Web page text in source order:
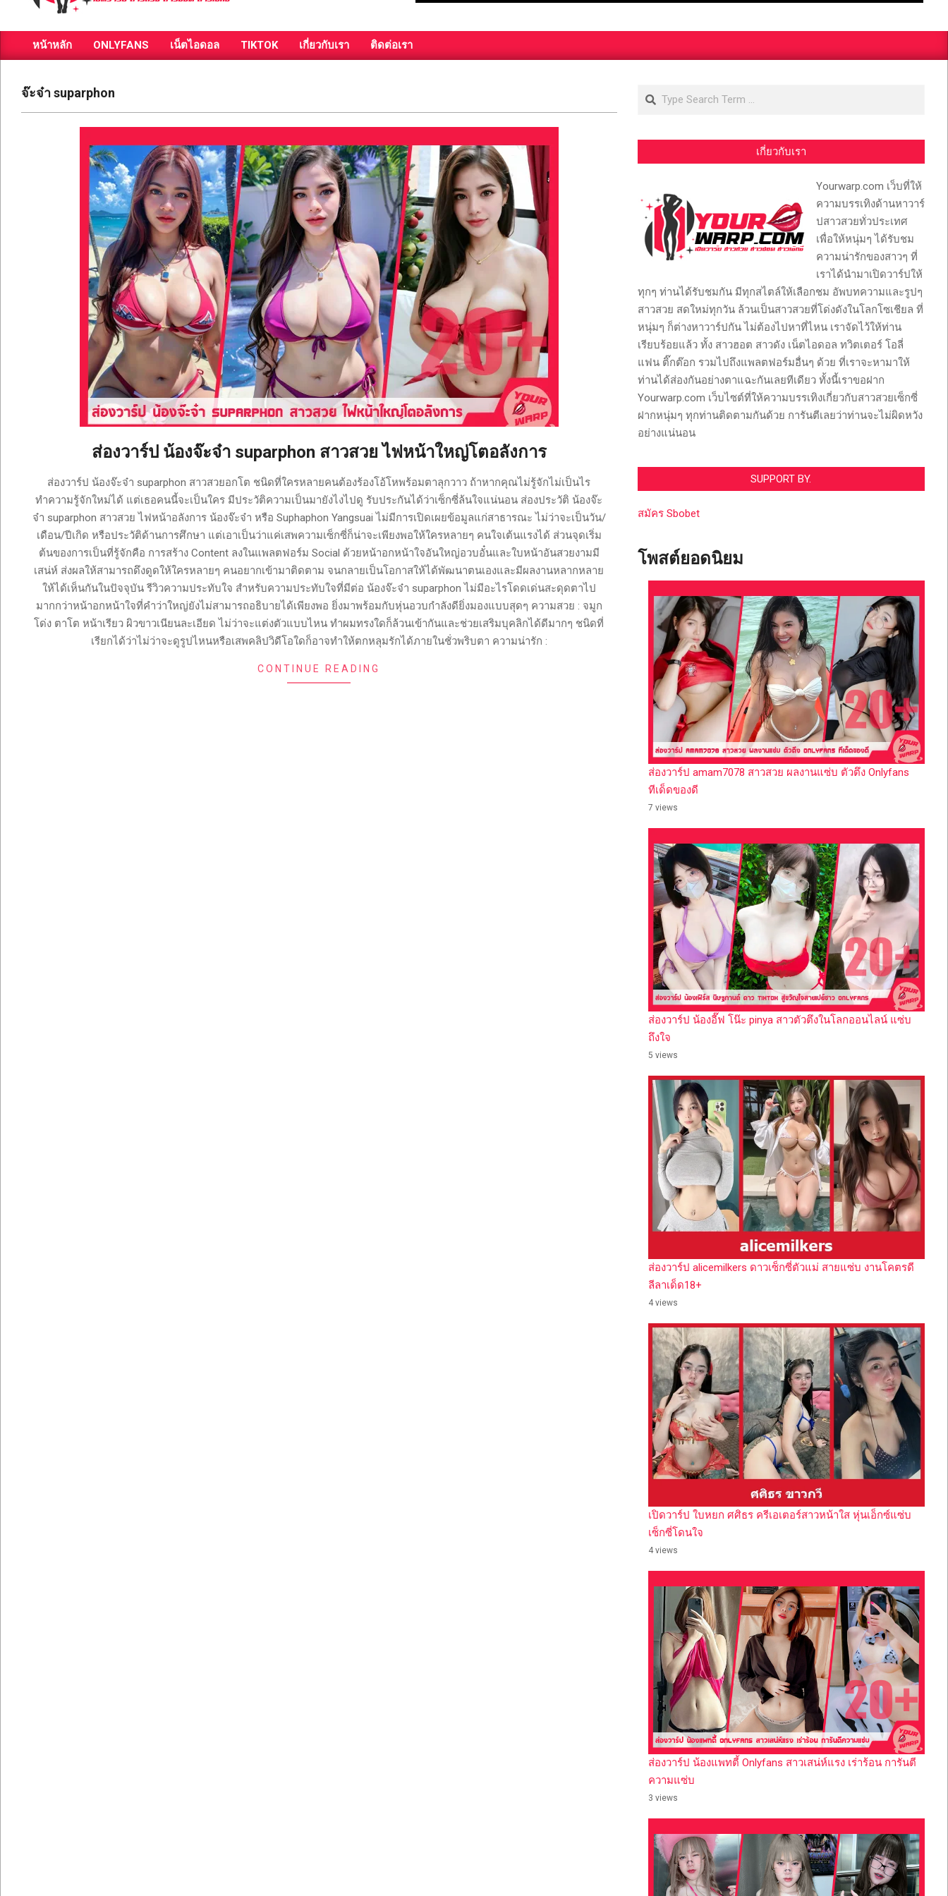
ส่อง
วาร์
ป
สาว
กระแส
ONLYFANS
TIKTOK
Primary
Menu
หน้าหลัก ONLYFANS เน็ตไอดอล TIKTOK เกี่ยวกับเรา ติดต่อเรา
จ๊ะจ๋า suparphon
ส่องวาร์ป น้องจ๊ะจ๋า suparphon สาวสวย ไฟหน้าใหญ่โตอลังการ
17
ส่องวาร์ป น้องจ๊ะจ๋า suparphon สาวสวยอกโต ชนิดที่ใครหลายคนต้องร้องโอ้โหพร้อมตาลุกวาว ถ้าหากคุณไม่รู้จักไม่เป็นไร
ทำความรู้จักใหม่ได้ แต่เธอคนนี้จะเป็นใคร มีประวัติความเป็นมายังไงไปดู รับประกันได้ว่าเซ็กซี่ล้นใจแน่นอน ส่องประวัติ น้องจ๊ะ
จ๋า suparphon สาวสวย ไฟหน้าอลังการ น้องจ๊ะจ๋า หรือ Suphaphon Yangsuai ไม่มีการเปิดเผยข้อมูลแก่สาธารณะ ไม่ว่าจะเป็นวัน/
เดือน/ปีเกิด หรือประวัติด้านการศึกษา แต่เอาเป็นว่าแค่เสพความเซ็กซี่ก็น่าจะเพียงพอให้ใครหลายๆ คนใจเต้นแรงได้ ส่วนจุดเริ่ม
ต้นของการเป็นที่รู้จักคือ การสร้าง Content ลงในแพลตฟอร์ม Social ด้วยหน้าอกหน้าใจอันใหญ่อวบอั๋นและใบหน้าอันสวยงามมี
เสน่ห์ ส่งผลให้สามารถดึงดูดให้ใครหลายๆ คนอยากเข้ามาติดตาม จนกลายเป็นโอกาสให้ได้พัฒนาตนเองและมีผลงานหลากหลาย
ให้ได้เห็นกันในปัจจุบัน รีวิวความประทับใจ สำหรับความประทับใจที่มีต่อ น้องจ๊ะจ๋า suparphon ไม่มีอะไรโดดเด่นสะดุดตาไป
มากกว่าหน้าอกหน้าใจที่คำว่าใหญ่ยังไม่สามารถอธิบายได้เพียงพอ ยิ่งมาพร้อมกับหุ่นอวบกำลังดียิ่งมองแบบสุดๆ ความสวย : จมูก
โด่ง ตาโต หน้าเรียว ผิวขาวเนียนละเอียด ไม่ว่าจะแต่งตัวแบบไหน ทำผมทรงใดก็ล้วนเข้ากันและช่วยเสริมบุคลิกได้ดีมากๆ ชนิดที่
เรียกได้ว่าไม่ว่าจะดูรูปไหนหรือเสพคลิปวิดีโอใดก็อาจทำให้ตกหลุมรักได้ภายในชั่วพริบตา ความน่ารัก :
CONTINUE READING
Search
เกี่ยวกับเรา
Yourwarp.com เว็บที่ให้
ความบรรเทิงด้านหาวาร์
ปสาวสวยทั่วประเทศ
เพื่อให้หนุ่มๆ ได้รับชม
ความน่ารักของสาวๆ ที่
เราได้นำมาเปิดวาร์ปให้
ทุกๆ ท่านได้รับชมกัน มีทุกสไตล์ให้เลือกชม อัพบทความและรูปๆ
สาวสวย สดใหม่ทุกวัน ล้วนเป็นสาวสวยที่โด่งดังในโลกโซเชียล ที่
หนุ่มๆ ก็ต่างหาวาร์ปกัน ไม่ต้องไปหาที่ไหน เราจัดไว้ให้ท่าน
เรียบร้อยแล้ว ทั้ง สาวฮอต สาวดัง เน็ตไอดอล ทวิตเตอร์ โอลี่
แฟน ติ๊กต๊อก รวมไปถึงแพลตฟอร์มอื่นๆ ด้วย ที่เราจะหามาให้
ท่านได้ส่องกันอย่างตาแฉะกันเลยทีเดียว ทั้งนี้เราขอฝาก
Yourwarp.com เว็บไซต์ที่ให้ความบรรเทิงเกี่ยวกับสาวสวยเซ็กซี่
ฝากหนุ่มๆ ทุกท่านติดตามกันด้วย การันตีเลยว่าท่านจะไม่ผิดหวัง
อย่างแน่นอน
SUPPORT BY.
สมัคร Sbobet
โพสต์ยอดนิยม
ส่องวาร์ป amam7078 สาวสวย ผลงานแซ่บ ตัวตึง Onlyfans
ทีเด็ดของดี
7 views
ส่องวาร์ป น้องอี๊ฟ โน๊ะ pinya สาวตัวตึงในโลกออนไลน์ แซ่บ
ถึงใจ
5 views
ส่องวาร์ป alicemilkers ดาวเซ็กซี่ตัวแม่ สายแซ่บ งานโคตรดี
ลีลาเด็ด18+
4 views
เปิดวาร์ป ใบหยก ศศิธร ครีเอเตอร์สาวหน้าใส หุ่นเอ็กซ์แซ่บ
เซ็กซี่โดนใจ
4 views
ส่องวาร์ป น้องแพทตี้ Onlyfans สาวเสน่ห์แรง เร่าร้อน การันตี
ความแซ่บ
3 views